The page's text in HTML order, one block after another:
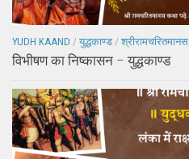
YUDH KAAND / युद्धकाण्ड / श्रीरामचरितमानस
विभीषण का निष्कासन – युद्धकाण्ड